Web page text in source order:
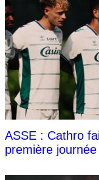
ASSE : Cathro
première journée